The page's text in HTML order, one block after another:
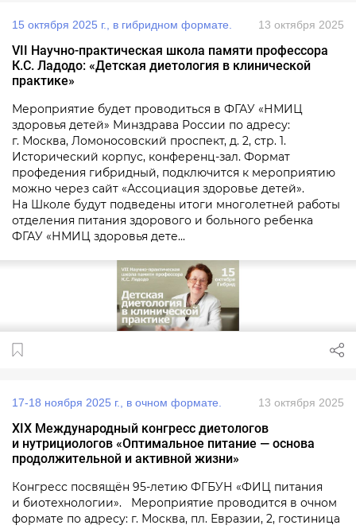
15 октября 2025 г., в гибридном формате. 13 октября 2025
VII Научно-практическая школа памяти профессора
К.С. Ладодо: «Детская диетология в клинической
практике»
Мероприятие будет проводиться в ФГАУ «НМИЦ
здоровья детей» Минздрава России по адресу:
г. Москва, Ломоносовский проспект, д. 2, стр. 1.
Исторический корпус, конференц-зал. Формат
профедения гибридный, подключится к мероприятию
можно через сайт «Ассоциация здоровье детей».
На Школе будут подведены итоги многолетней работы
отделения питания здорового и больного ребенка
ФГАУ «НМИЦ здоровья дете...
17-18 ноября 2025 г., в очном формате. 13 октября 2025
XIX Международный конгресс диетологов
и нутрициологов «Оптимальное питание — основа
продолжительной и активной жизни»
Конгресс посвящён 95-летию ФГБУН «ФИЦ питания
и биотехнологии». Мероприятие проводится в очном
формате по адресу: г. Москва, пл. Евразии, 2, гостиница